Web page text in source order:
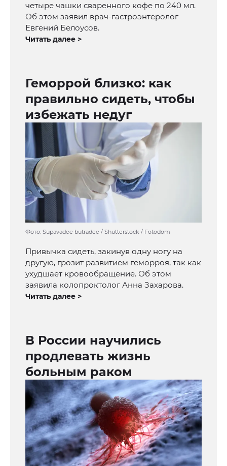
четыре чашки сваренного кофе по 240 мл.
Об этом заявил врач-гастроэнтеролог
Евгений Белоусов.
Читать далее >
Геморрой близко: как
правильно сидеть, чтобы
избежать недуг
Фото: Supavadee butradee / Shutterstock / Fotodom
Привычка сидеть, закинув одну ногу на
другую, грозит развитием геморроя, так как
ухудшает кровообращение. Об этом
заявила колопроктолог Анна Захарова.
Читать далее >
В России научились
продлевать жизнь
больным раком